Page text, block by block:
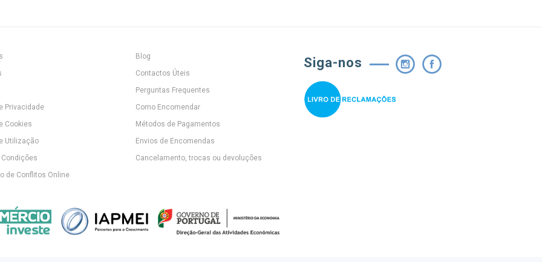
Privacidade
Cookies
Utilização
de Conflitos Online
Blog
Contactos Úteis
Perguntas Frequentes
Como Encomendar
Métodos de Pagamentos
Envios de Encomendas
Cancelamento, trocas ou devoluções
Siga-nos